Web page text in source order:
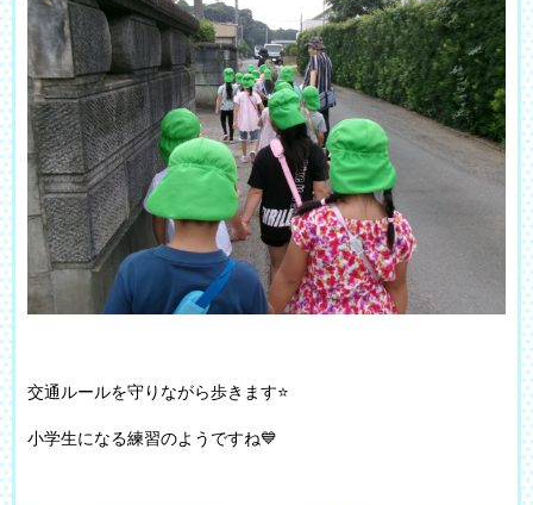
交通ルールを守りながら歩きます⭐
小学生になる練習のようですね💙